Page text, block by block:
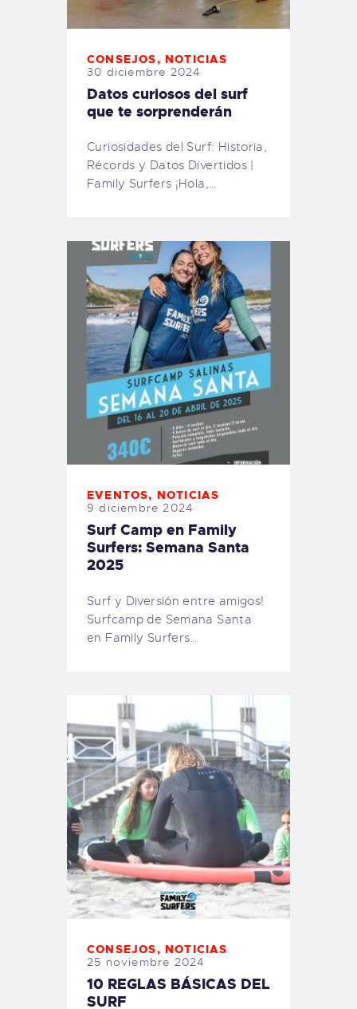
CONSEJOS, NOTICIAS
30 diciembre 2024
Datos curiosos del surf
que te sorprenderán
Curiosidades del Surf: Historia,
Récords y Datos Divertidos |
Family Surfers ¡Hola,…
EVENTOS, NOTICIAS
9 diciembre 2024
Surf Camp en Family
Surfers: Semana Santa
2025
Surf y Diversión entre amigos!
Surfcamp de Semana Santa
en Family Surfers…
CONSEJOS, NOTICIAS
25 noviembre 2024
10 REGLAS BÁSICAS DEL
SURF